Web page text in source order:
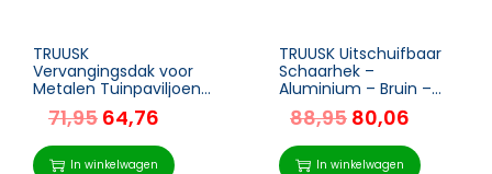
TRUUSK
Vervangingsdak voor
Metalen Tuinpaviljoen
– Polyester – 4x3m –
Creme Wit – Met
Lekkage Opening –
Partytent Tuintent
71,95 64,76
In winkelwagen
TRUUSK Uitschuifbaar
Schaarhek –
Aluminium – Bruin –
35-300cm – Voor Tuin
– H103,5cm
88,95 80,06
In winkelwagen